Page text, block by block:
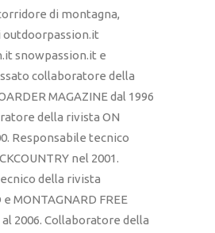
di montagna,
snowpassion.it e
collaboratore della
MAGAZINE dal 1996
della rivista ON
Responsabile tecnico
nel 2001.
della rivista
MONTAGNARD FREE
al 2006. Collaboratore della